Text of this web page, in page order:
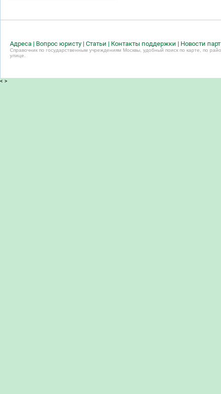
Адреса | Вопрос юристу | Статьи | Контакты поддержки | Новости
Справочник по государственным учреждениям Москвы, удобный поиск по карте, по
улице.
< >